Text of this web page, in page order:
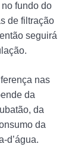
fundo do
de filtração
seguirá
nas
da
da
da
d’água.